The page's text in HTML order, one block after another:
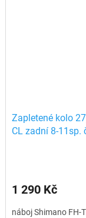
Zapletené kolo
CL zadní 8-11sp.
1 290 Kč
náboj Shimano FH-